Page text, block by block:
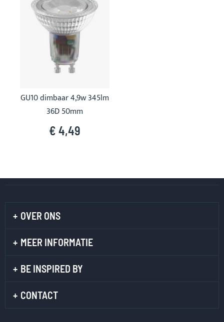
GU10 dimbaar 4,9w 345lm
36D 50mm
€ 4,49
OVER ONS
MEER INFORMATIE
BE INSPIRED BY
CONTACT